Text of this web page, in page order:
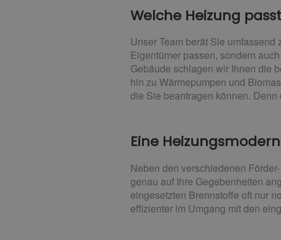
Welche Heizung
Unser Team berät Sie
Eigentümer passen, sondern
Gebäude schlagen wir Ihnen die
hin zu Wärmepumpen und
die Sie beantragen können.
Eine
Neben den verschiedenen
genau auf Ihre Gegebenheiten
eingesetzten Brennstoffe oft nur
effizienter im Umgang mit den